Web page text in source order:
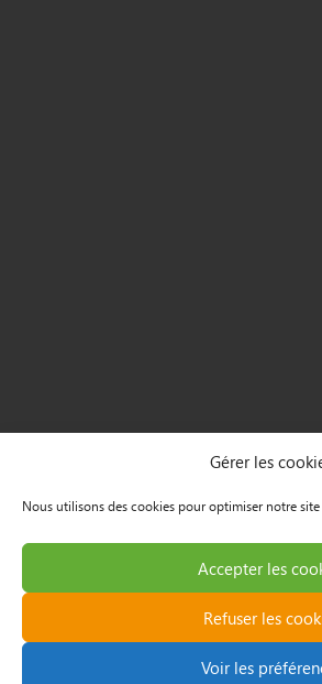
Gérer les
Nous utilisons des cookies pour optimiser notre
Accepter les
Refuser les
Voir les